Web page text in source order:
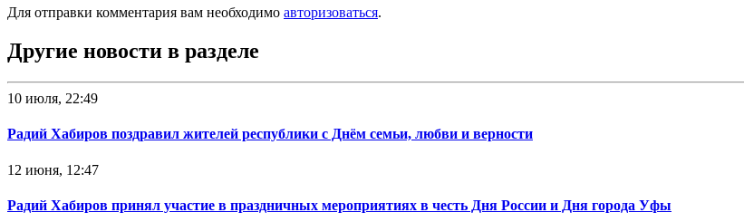
Для отправки комментария вам необходимо авторизоваться.
Другие новости в разделе
10 июля, 22:49
Радий Хабиров поздравил жителей республики с Днём семьи, любви и верности
12 июня, 12:47
Радий Хабиров принял участие в праздничных мероприятиях в честь Дня России и Дня города Уфы